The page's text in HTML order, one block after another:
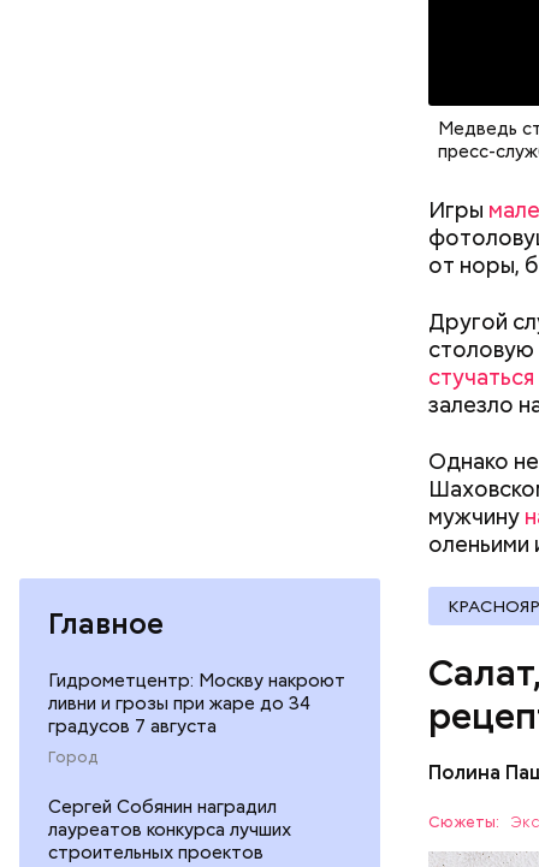
Главное
Гидрометцентр: Москву накроют
ливни и грозы при жаре до 34
градусов 7 августа
Город
Сергей Собянин наградил
лауреатов конкурса лучших
строительных проектов
Медведь
пресс-
Игры
от норы,
Другой
столовую
залезло
Однако
мужчину
оленьими
Полина
Сюжеты:
чеснок;
ЕДА
Вред